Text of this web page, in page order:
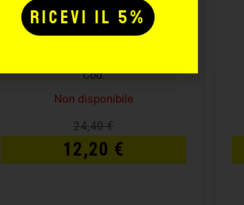
Cod.
Non disponibile
24,40€
12,20 €